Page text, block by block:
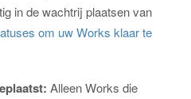
in de wachtrij plaatsen van
om uw Works klaar te
Alleen Works die